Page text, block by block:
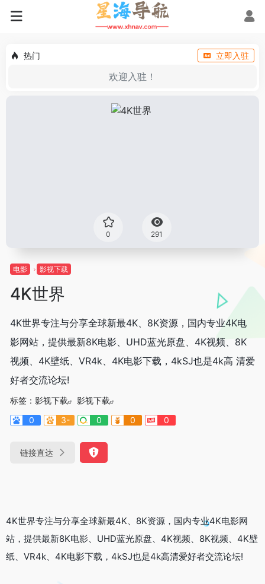
热门 立即入驻
欢迎入驻！
0 291
电影 影视下载
4K世界
4K世界专注与分享全球新最4K、8K资源，国内专业4K电
影网站，提供最新8K电影、UHD蓝光原盘、4K视频、8K
视频、4K壁纸、VR4k、4K电影下载，4kSJ也是4k高 清爱
好者交流论坛!
标签： 影视下载
影视下载
0
3- 0 0 0
链接直达
4K世界专注与分享全球新最4K、8K资源，国内专业4K电影网
站，提供最新8K电影、UHD蓝光原盘、4K视频、8K视频、4K壁
纸、VR4k、4K电影下载，4kSJ也是4k高清爱好者交流论坛!